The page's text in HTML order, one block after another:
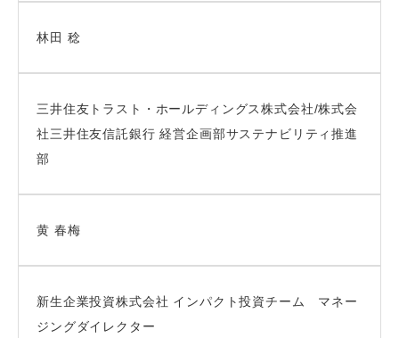
林田 稔
三井住友トラスト・ホールディングス株式会社/株式会
社三井住友信託銀行 経営企画部サステナビリティ推進
部
黄 春梅
新生企業投資株式会社 インパクト投資チーム マネー
ジングダイレクター